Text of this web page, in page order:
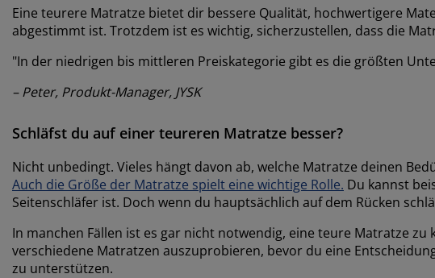
Eine teurere Matratze bietet dir bessere Qualität, hochwertigere
abgestimmt ist. Trotzdem ist es wichtig, sicherzustellen, dass die
"In der niedrigen bis mittleren Preiskategorie gibt es die größten
– Peter, Produkt-Manager, JYSK
Schläfst du auf einer teureren Matratze besser?
Nicht unbedingt. Vieles hängt davon ab, welche Matratze deinen
Auch die Größe der Matratze spielt eine wichtige Rolle. Du kannst
Seitenschläfer ist. Doch wenn du hauptsächlich auf dem Rücken
In manchen Fällen ist es gar nicht notwendig, eine teure Matratze zu
verschiedene Matratzen auszuprobieren, bevor du eine
zu unterstützen.